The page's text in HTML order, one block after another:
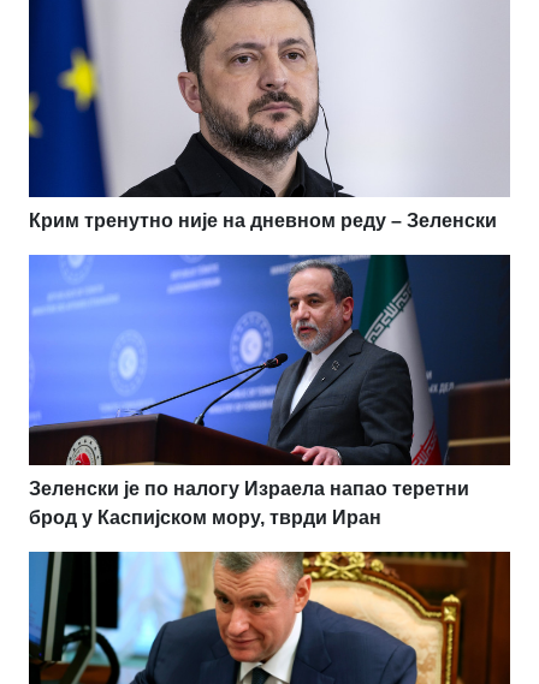
Крим тренутно није на дневном реду – Зеленски
Зеленски је по налогу Израела напао теретни
брод у Каспијском мору, тврди Иран